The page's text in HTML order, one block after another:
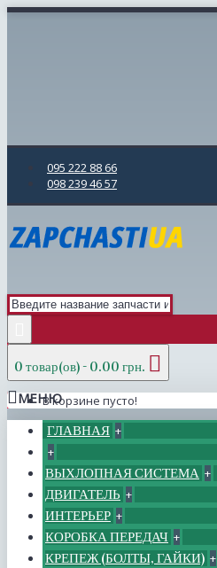
095 222 88 66
098 239 46 57
0 товар(ов) - 0.00 грн.
В корзине пусто!
МЕНЮ
ГЛАВНАЯ +
+
ВЫХЛОПНАЯ СИСТЕМА +
ДВИГАТЕЛЬ +
ИНТЕРЬЕР +
КОРОБКА ПЕРЕДАЧ +
КРЕПЕЖ (БОЛТЫ, ГАЙКИ) +